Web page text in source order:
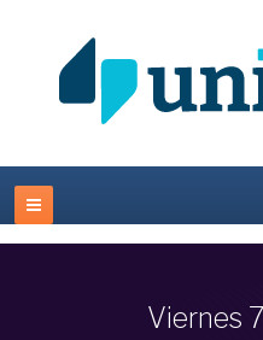
Viernes